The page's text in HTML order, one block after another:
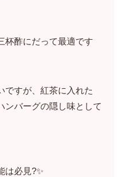
杯酢にだって最適です
ですが、紅茶に入れた
ンバーグの隠し味として
は必見?✨